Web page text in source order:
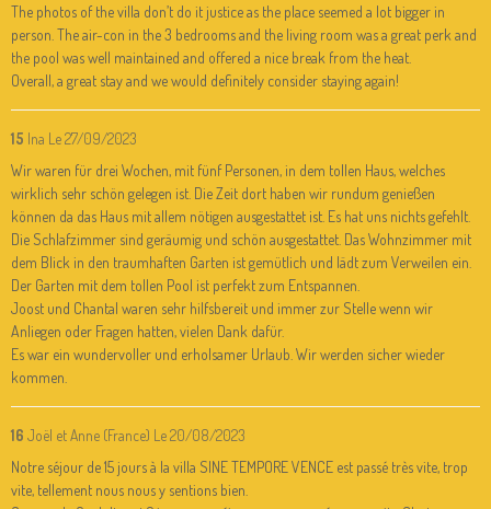
The photos of the villa don’t do it justice as the place seemed a lot bigger in
person. The air-con in the 3 bedrooms and the living room was a great perk and
the pool was well maintained and offered a nice break from the heat.
Overall, a great stay and we would definitely consider staying again!
15 Ina Le 27/09/2023
Wir waren für drei Wochen, mit fünf Personen, in dem tollen Haus, welches
wirklich sehr schön gelegen ist. Die Zeit dort haben wir rundum genießen
können da das Haus mit allem nötigen ausgestattet ist. Es hat uns nichts gefehlt.
Die Schlafzimmer sind geräumig und schön ausgestattet. Das Wohnzimmer mit
dem Blick in den traumhaften Garten ist gemütlich und lädt zum Verweilen ein.
Der Garten mit dem tollen Pool ist perfekt zum Entspannen.
Joost und Chantal waren sehr hilfsbereit und immer zur Stelle wenn wir
Anliegen oder Fragen hatten, vielen Dank dafür.
Es war ein wundervoller und erholsamer Urlaub. Wir werden sicher wieder
kommen.
16 Joël et Anne (France) Le 20/08/2023
Notre séjour de 15 jours à la villa SINE TEMPORE VENCE est passé très vite, trop
vite, tellement nous nous y sentions bien.